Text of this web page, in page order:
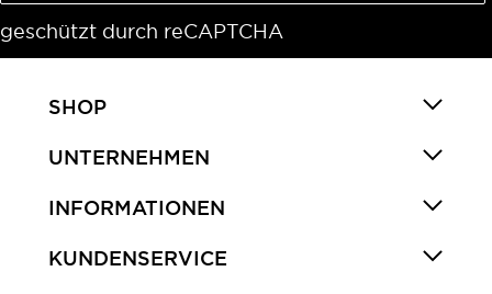
geschützt durch reCAPTCHA
SHOP
UNTERNEHMEN
INFORMATIONEN
KUNDENSERVICE